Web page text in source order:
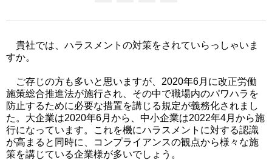
貴社では、ハラスメントの対策をされていらっしゃいま
すか。
ご存じの方も多いと思いますが、2020年6月に改正労働
施策総合推進法が施行され、その中で職場内のパワハラを
防止するために必要な措置を講じる規定が義務化されまし
た。大企業は2020年6月から、中小企業は2022年4月から施
行になっています。これを機にハラスメントに対する認識
が高まると同時に、コンプライアンスの観点から様々な施
策を講じている企業様が多いでしょう。